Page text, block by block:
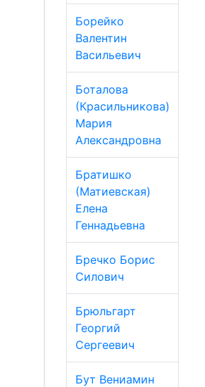
Борейко
Валентин
Васильевич
Боталова
(Красильникова)
Мария
Александровна
Братишко
(Матиевская)
Елена
Геннадьевна
Бречко Борис
Силович
Брюльгарт
Георгий
Сергеевич
Бут Вениамин